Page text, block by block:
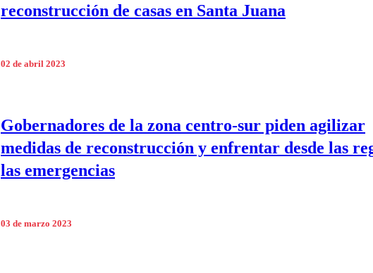
reconstrucción de casas en Santa Juana
02 de abril 2023
Gobernadores de la zona centro-sur piden agilizar
medidas de reconstrucción y enfrentar desde las
las emergencias
03 de marzo 2023